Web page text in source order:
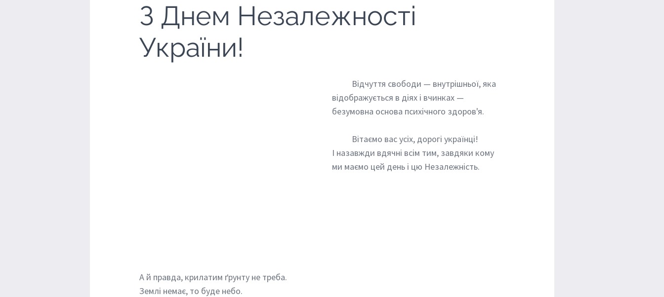
З Днем Незалежності
України!
відображується в діях і вчинках —
безумовна основа психічного здоров'я.
	Вітаємо вас усіх, дорогі українці!
І назавжди вдячні всім тим, завдяки кому
ми маємо цей день і цю Незалежність.
А й правда, крилатим ґрунту не треба.
Землі немає, то буде небо.